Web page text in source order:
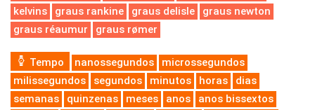
kelvins
graus rankine graus delisle
graus newton
graus réaumur
graus rømer
Tempo nanossegundos
microssegundos
milissegundos
segundos minutos horas
dias
semanas
quinzenas meses anos
anos bissextos